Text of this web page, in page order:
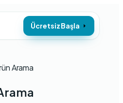
Ücretsiz Başla
Arama